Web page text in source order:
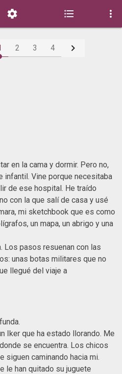
  
2 3 4 
en la cama y dormir. Pero no,
infantil. Vine porque necesitaba
de ese hospital. He traído
con la que salí de casa y usé
mi sketchbook que es como
un mapa, un abrigo y una
Los pasos resuenan con las
unas botas militares que no
llegué del viaje a
Iker que ha estado llorando. Me
se encuentra. Los chicos
siguen caminando hacia mi.
le han quitado su juguete